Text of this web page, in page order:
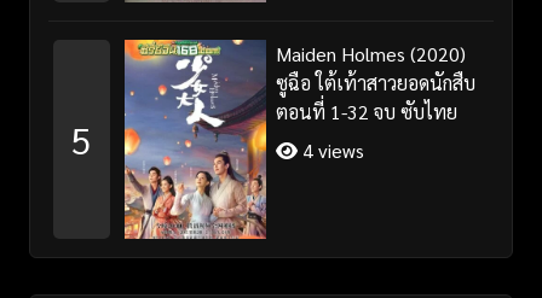
5
Maiden Holmes (2020)
ซูฉือ ใต้เท้าสาวยอดนักสืบ
ตอนที่ 1-32 จบ ซับไทย
4 views